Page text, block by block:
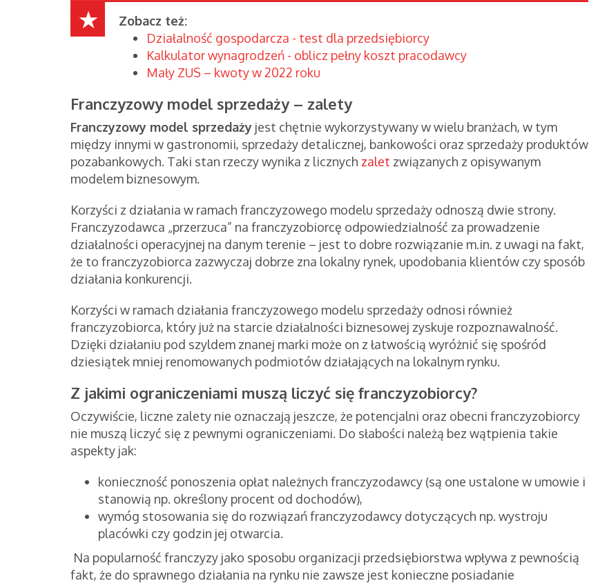
Zobacz też:
Działalność gospodarcza - test dla przedsiębiorcy
Kalkulator wynagrodzeń - oblicz pełny koszt pracodawcy
Mały ZUS – kwoty w 2022 roku
Franczyzowy model sprzedaży – zalety
Franczyzowy model sprzedaży jest chętnie wykorzystywany w wielu branżach, w tym
między innymi w gastronomii, sprzedaży detalicznej, bankowości oraz sprzedaży produktów
pozabankowych. Taki stan rzeczy wynika z licznych zalet związanych z opisywanym
modelem biznesowym.
Korzyści z działania w ramach franczyzowego modelu sprzedaży odnoszą dwie strony.
Franczyzodawca „przerzuca” na franczyzobiorcę odpowiedzialność za prowadzenie
działalności operacyjnej na danym terenie – jest to dobre rozwiązanie m.in. z uwagi na fakt,
że to franczyzobiorca zazwyczaj dobrze zna lokalny rynek, upodobania klientów czy sposób
działania konkurencji.
Korzyści w ramach działania franczyzowego modelu sprzedaży odnosi również
franczyzobiorca, który już na starcie działalności biznesowej zyskuje rozpoznawalność.
Dzięki działaniu pod szyldem znanej marki może on z łatwością wyróżnić się spośród
dziesiątek mniej renomowanych podmiotów działających na lokalnym rynku.
Z jakimi ograniczeniami muszą liczyć się franczyzobiorcy?
Oczywiście, liczne zalety nie oznaczają jeszcze, że potencjalni oraz obecni franczyzobiorcy
nie muszą liczyć się z pewnymi ograniczeniami. Do słabości należą bez wątpienia takie
aspekty jak:
konieczność ponoszenia opłat należnych franczyzodawcy (są one ustalone w umowie i
stanowią np. określony procent od dochodów),
wymóg stosowania się do rozwiązań franczyzodawcy dotyczących np. wystroju
placówki czy godzin jej otwarcia.
Na popularność franczyzy jako sposobu organizacji przedsiębiorstwa wpływa z pewnością
fakt, że do sprawnego działania na rynku nie zawsze jest konieczne posiadanie